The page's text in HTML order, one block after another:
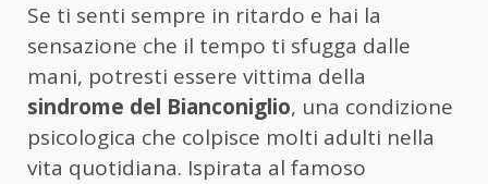
Se ti senti sempre in ritardo e hai la
sensazione che il tempo ti sfugga dalle
mani, potresti essere vittima della
sindrome del Bianconiglio, una condizione
psicologica che colpisce molti adulti nella
vita quotidiana. Ispirata al famoso